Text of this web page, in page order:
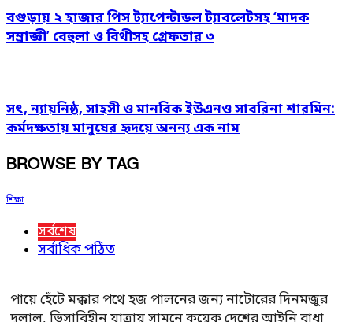
বগুড়ায় ২ হাজার পিস ট্যাপেন্টাডল ট্যাবলেটসহ ‘মাদক
সম্রাজ্ঞী’ বেহুলা ও বিথীসহ গ্রেফতার ৩
সৎ, ন্যায়নিষ্ঠ, সাহসী ও মানবিক ইউএনও সাবরিনা শারমিন:
কর্মদক্ষতায় মানুষের হৃদয়ে অনন্য এক নাম
BROWSE BY TAG
শিক্ষা
সর্বশেষ
সর্বাধিক পঠিত
পায়ে হেঁটে মক্কার পথে হজ পালনের জন্য নাটোরের দিনমজুর